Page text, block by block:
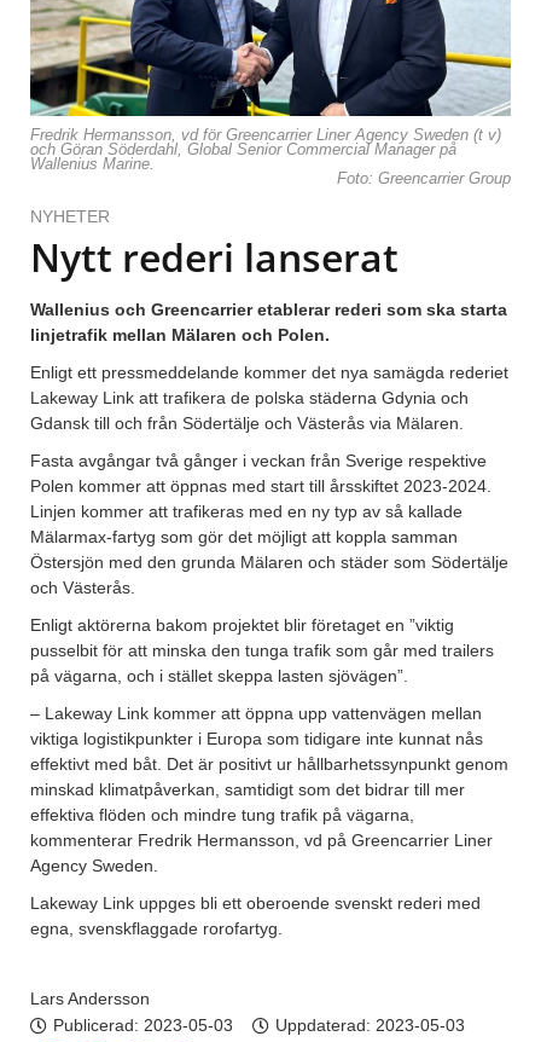
Fredrik Hermansson, vd för Greencarrier Liner Agency Sweden (t v)
och Göran Söderdahl, Global Senior Commercial Manager på
Wallenius Marine.
Foto: Greencarrier Group
NYHETER
Nytt rederi lanserat
Wallenius och Greencarrier etablerar rederi som ska starta
linjetrafik mellan Mälaren och Polen.
Enligt ett pressmeddelande kommer det nya samägda rederiet
Lakeway Link att trafikera de polska städerna Gdynia och
Gdansk till och från Södertälje och Västerås via Mälaren.
Fasta avgångar två gånger i veckan från Sverige respektive
Polen kommer att öppnas med start till årsskiftet 2023-2024.
Linjen kommer att trafikeras med en ny typ av så kallade
Mälarmax-fartyg som gör det möjligt att koppla samman
Östersjön med den grunda Mälaren och städer som Södertälje
och Västerås.
Enligt aktörerna bakom projektet blir företaget en ”viktig
pusselbit för att minska den tunga trafik som går med trailers
på vägarna, och i stället skeppa lasten sjövägen”.
– Lakeway Link kommer att öppna upp vattenvägen mellan
viktiga logistikpunkter i Europa som tidigare inte kunnat nås
effektivt med båt. Det är positivt ur hållbarhetssynpunkt genom
minskad klimatpåverkan, samtidigt som det bidrar till mer
effektiva flöden och mindre tung trafik på vägarna,
kommenterar Fredrik Hermansson, vd på Greencarrier Liner
Agency Sweden.
Lakeway Link uppges bli ett oberoende svenskt rederi med
egna, svenskflaggade rorofartyg.
Lars Andersson
Publicerad: 2023-05-03 Uppdaterad: 2023-05-03